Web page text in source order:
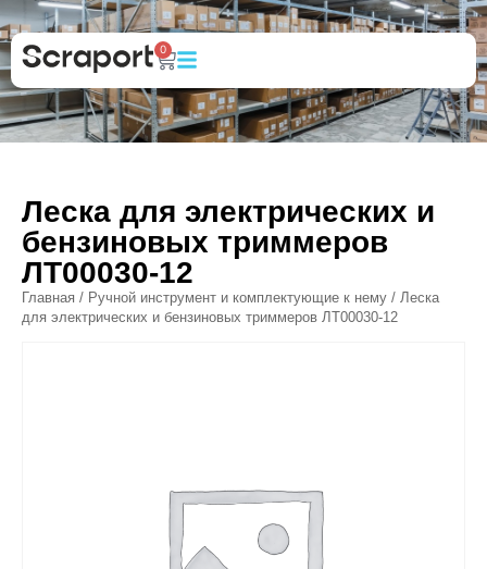
0
Леска для электрических и
бензиновых триммеров
ЛТ00030-12
Главная / Ручной инструмент и комплектующие к нему / Леска
для электрических и бензиновых триммеров ЛТ00030-12